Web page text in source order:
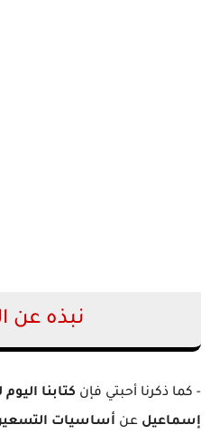
نبذه عن
- كما ذكرنا أحبتي فإن كتابنا
إسماعيل عن أساسيات